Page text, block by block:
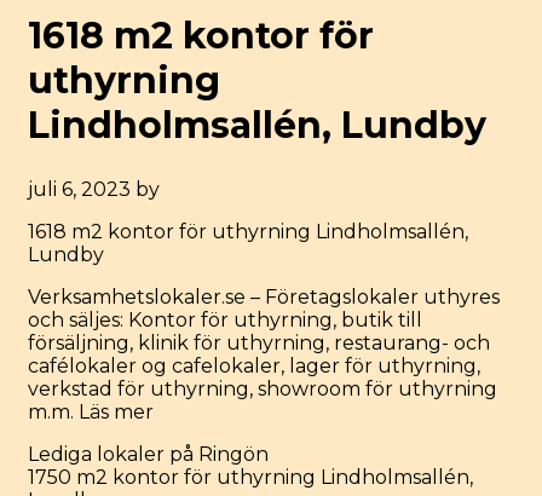
1618 m2 kontor för
uthyrning
Lindholmsallén, Lundby
juli 6, 2023 by
1618 m2 kontor för uthyrning Lindholmsallén,
Lundby
Verksamhetslokaler.se – Företagslokaler uthyres
och säljes: Kontor för uthyrning, butik till
försäljning, klinik för uthyrning, restaurang- och
cafélokaler og cafelokaler, lager för uthyrning,
verkstad för uthyrning, showroom för uthyrning
m.m. Läs mer
Categories
Lediga lokaler på Ringön
Post
1750 m2 kontor för uthyrning Lindholmsallén,